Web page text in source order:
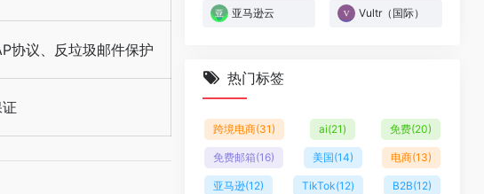
协议、反垃圾邮件保护
亚马逊云 Vultr（国际）
热门标签
跨境电商(31) ai(21) 免费(20)
免费邮箱(16) 美国(14) 电商(13)
亚马逊(12) TikTok(12) B2B(12)